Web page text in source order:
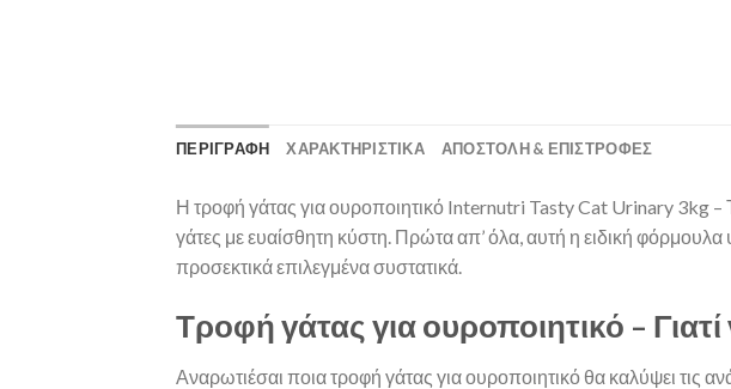
ΠΕΡΙΓΡΑΦΗ ΧΑΡΑΚΤΗΡΙΣΤΙΚΑ ΑΠΟΣΤΟΛΉ & ΕΠΙΣΤΡΟΦΈΣ
Η τροφή γάτας για ουροποιητικό Internutri Tasty Cat Urinary 3kg –
γάτες με ευαίσθητη κύστη. Πρώτα απ’ όλα, αυτή η ειδική
προσεκτικά επιλεγμένα συστατικά.
Τροφή γάτας για ουροποιητικό – Γιατί
Αναρωτιέσαι ποια τροφή γάτας για ουροποιητικό θα καλύψει